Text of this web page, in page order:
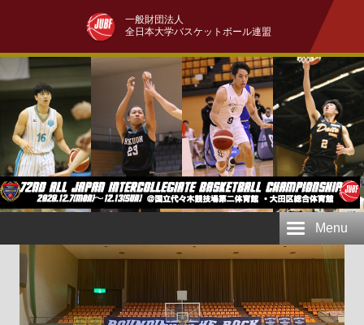
一般財団法人
全日本大学バスケットボール連盟
Menu